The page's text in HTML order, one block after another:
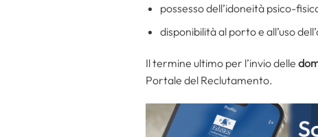
possesso dell’idoneità psico-
disponibilità al porto e all’uso
Il termine ultimo per l’invio delle
Portale del Reclutamento.